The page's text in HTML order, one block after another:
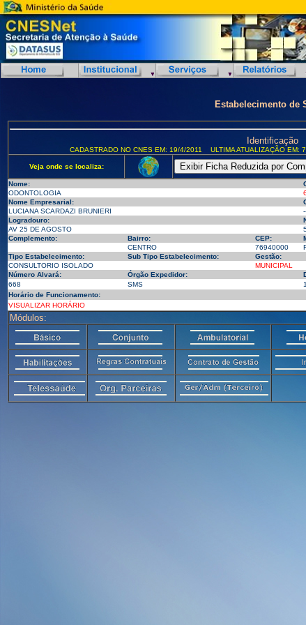
Estabelecimento de
Identificação
CADASTRADO NO CNES EM: 19/4/2011 ULTIMA ATUALIZAÇÃO EM:
Veja onde se localiza:
Nome:
ODONTOLOGIA
Nome Empresarial:
LUCIANA SCARDAZI BRUNIERI
Logradouro:
AV 25 DE AGOSTO
Complemento:
Bairro: CEP:
CENTRO
76940000
Tipo Estabelecimento:
Sub Tipo Estabelecimento: Gestão:
CONSULTORIO ISOLADO
MUNICIPAL
Número Alvará:
Órgão Expedidor:
668
SMS
Horário de Funcionamento:
VISUALIZAR HORÁRIO
Módulos: